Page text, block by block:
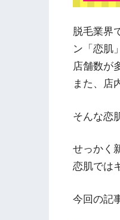
脱毛業界
ン「恋肌」
店舗数が
また、店
そんな恋
せっかく
恋肌では
今回の記